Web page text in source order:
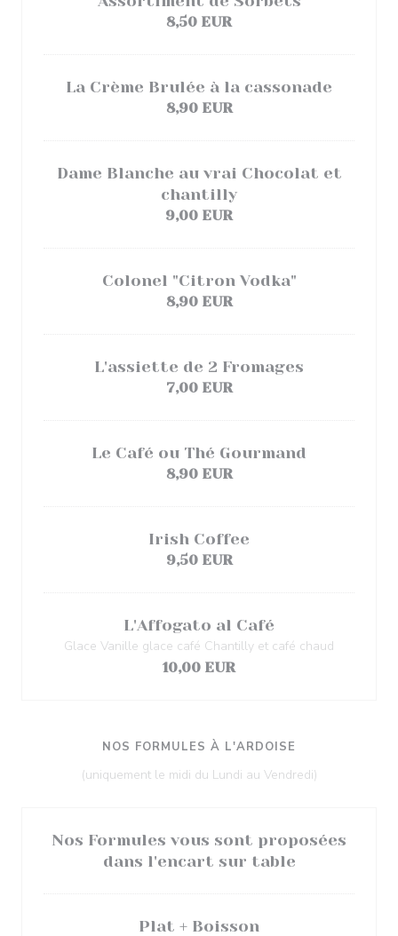
8,50 EUR
La Crème Brulée à la cassonade
8,90 EUR
Dame Blanche au vrai Chocolat et
chantilly
9,00 EUR
Colonel "Citron Vodka"
8,90 EUR
L'assiette de 2 Fromages
7,00 EUR
Le Café ou Thé Gourmand
8,90 EUR
Irish Coffee
9,50 EUR
L'Affogato al Café
Glace Vanille glace café Chantilly et café chaud
10,00 EUR
NOS FORMULES À L'ARDOISE
(uniquement le midi du Lundi au Vendredi)
Nos Formules vous sont proposées
dans l'encart sur table
Plat + Boisson